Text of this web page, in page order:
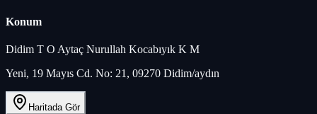
Konum
Didim T O Aytaç Nurullah Kocabıyık K M
Yeni, 19 Mayıs Cd. No: 21, 09270 Didim/aydın
Haritada Gör